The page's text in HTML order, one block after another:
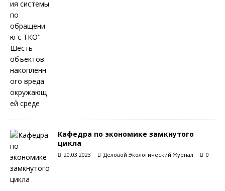
Кафедра по экономике замкнутого
цикла
20.03.2023 Деловой Экологический Журнал 0